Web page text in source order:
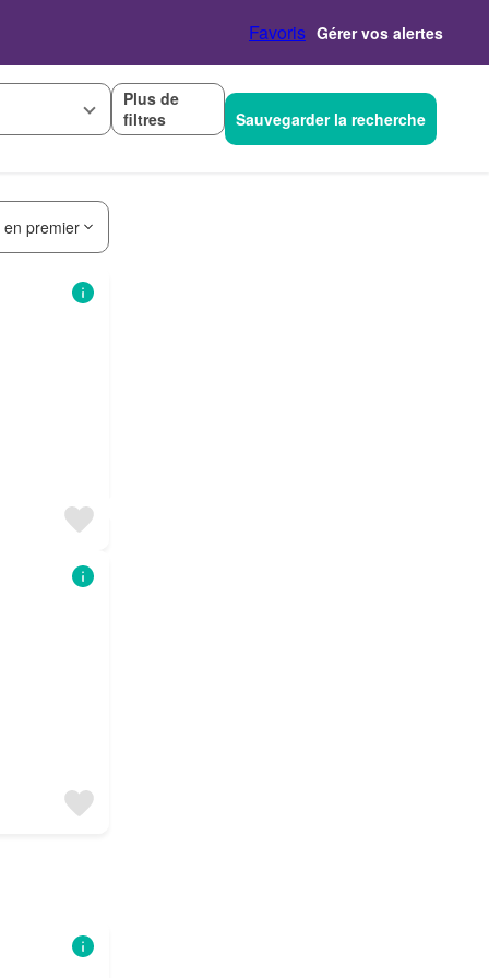
Favoris Gérer vos alertes
Plus de
filtres
Sauvegarder la recherche
premier